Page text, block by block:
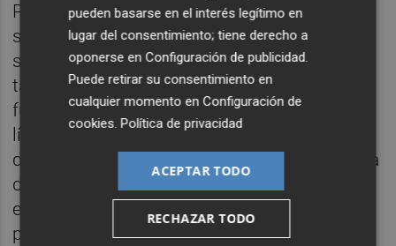
Pero no sólo eso. La crisis de la marca
socialista, con Pedro Sánchez atravesando
sus meses más difíciles con el 'caso Koldo',
también ha sembrado el debate sobre un
futuro relevo del presidente del Gobierno y
líder del PSOE. Es aquí donde algunos
dirigentes incluso ven a Puig como una baza
de transición para la formación socialista en
el ámbito de la política nacional, una
posibilidad que, desde el entorno del propio
pueden basarse en el interés legítimo en
lugar del consentimiento; tiene derecho a
oponerse enConfiguración de publicidad.
Puede retirar su consentimiento en
cualquier momento enConfiguración de
cookies.Política de privacidad
ACEPTAR TODO
RECHAZAR TODO